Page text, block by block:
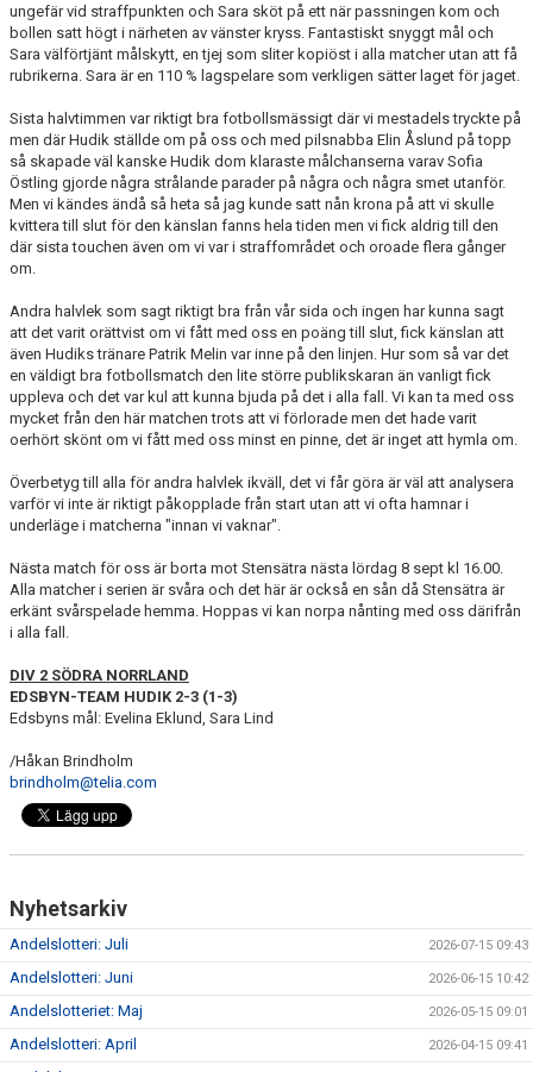
ungefär vid straffpunkten och Sara sköt på ett när passningen kom och
bollen satt högt i närheten av vänster kryss. Fantastiskt snyggt mål och
Sara välförtjänt målskytt, en tjej som sliter kopiöst i alla matcher utan att få
rubrikerna. Sara är en 110 % lagspelare som verkligen sätter laget för jaget.
Sista halvtimmen var riktigt bra fotbollsmässigt där vi mestadels tryckte på
men där Hudik ställde om på oss och med pilsnabba Elin Åslund på topp
så skapade väl kanske Hudik dom klaraste målchanserna varav Sofia
Östling gjorde några strålande parader på några och några smet utanför.
Men vi kändes ändå så heta så jag kunde satt nån krona på att vi skulle
kvittera till slut för den känslan fanns hela tiden men vi fick aldrig till den
där sista touchen även om vi var i straffområdet och oroade flera gånger
om.
Andra halvlek som sagt riktigt bra från vår sida och ingen har kunna sagt
att det varit orättvist om vi fått med oss en poäng till slut, fick känslan att
även Hudiks tränare Patrik Melin var inne på den linjen. Hur som så var det
en väldigt bra fotbollsmatch den lite större publikskaran än vanligt fick
uppleva och det var kul att kunna bjuda på det i alla fall. Vi kan ta med oss
mycket från den här matchen trots att vi förlorade men det hade varit
oerhört skönt om vi fått med oss minst en pinne, det är inget att hymla om.
Överbetyg till alla för andra halvlek ikväll, det vi får göra är väl att analysera
varför vi inte är riktigt påkopplade från start utan att vi ofta hamnar i
underläge i matcherna "innan vi vaknar".
Nästa match för oss är borta mot Stensätra nästa lördag 8 sept kl 16.00.
Alla matcher i serien är svåra och det här är också en sån då Stensätra är
erkänt svårspelade hemma. Hoppas vi kan norpa nånting med oss därifrån
i alla fall.
DIV 2 SÖDRA NORRLAND
EDSBYN-TEAM HUDIK 2-3 (1-3)
Edsbyns mål: Evelina Eklund, Sara Lind
/Håkan Brindholm
brindholm@telia.com
Nyhetsarkiv
Andelslotteri: Juli 2026-07-15 09:43
Andelslotteri: Juni 2026-06-15 10:42
Andelslotteriet: Maj 2026-05-15 09:01
Andelslotteri: April 2026-04-15 09:41